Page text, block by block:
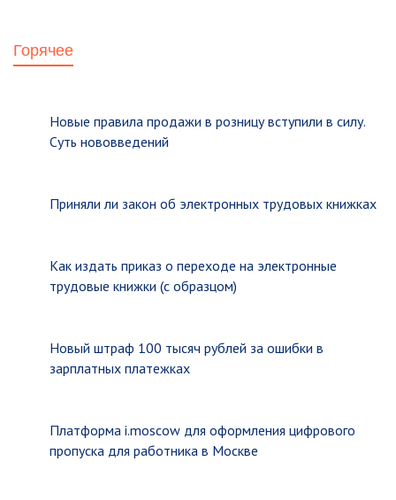
Горячее
Новые правила продажи в розницу вступили в силу.
Суть нововведений
Приняли ли закон об электронных трудовых книжках
Как издать приказ о переходе на электронные
трудовые книжки (с образцом)
Новый штраф 100 тысяч рублей за ошибки в
зарплатных платежках
Платформа i.moscow для оформления цифрового
пропуска для работника в Москве